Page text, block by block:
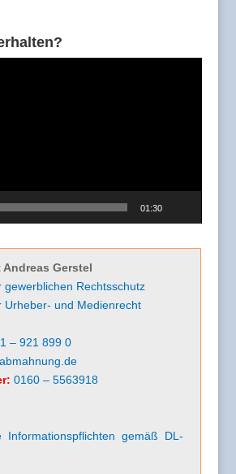
01:30
Gerstel
gewerblichen Rechtsschutz
Urheber- und Medienrecht
– 921 899 0
0160 – 5563918
Informationspflichten gemäß DL-